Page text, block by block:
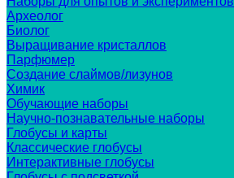
Археолог
Биолог
Выращивание кристаллов
Парфюмер
Создание слаймов/лизунов
Химик
Обучающие наборы
Научно-познавательные наборы
Глобусы и карты
Классические глобусы
Интерактивные глобусы